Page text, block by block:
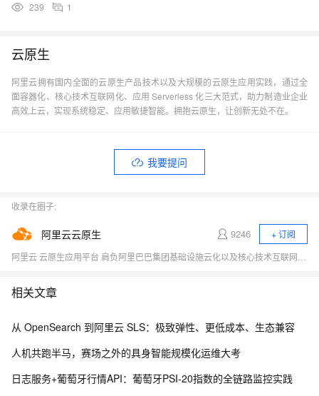
239 1
云原生
阿里云拥有国内全面的云原生产品技术以及大规模的云原生应用实践，通过全
面容器化、核心技术互联网化、应用 Serverless 化三大范式，助力制造业企业
高效上云，实现系统稳定、应用敏捷智能。拥抱云原生，让创新无处不在。
我要提问
收录在圈子:
阿里云云原生 9246
+ 订阅
相关文章
从 OpenSearch 到阿里云 SLS：极致弹性、更低成本、生态兼容
人机共跑半马，赛场之外的具身智能规模化运维大考
日志服务+葡萄牙行情API：葡萄牙PSI-20指数的全链路监控实践